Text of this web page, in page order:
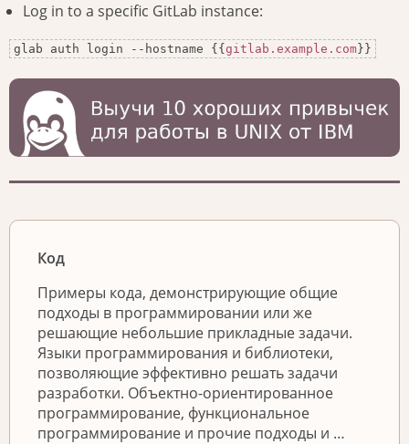
Log in to a specific GitLab instance:
glab auth login --hostname {{ gitlab.example.com }}
Код
Примеры кода, демонстрирующие общие
подходы в программировании или же
решающие небольшие прикладные задачи.
Языки программирования и библиотеки,
позволяющие эффективно решать задачи
разработки. Объектно-ориентированное
программирование, функциональное
программирование и прочие подходы и …